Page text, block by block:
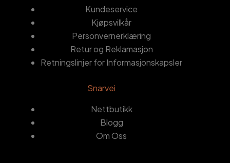
Kundeservice
Kjøpsvilkår
Personvernerklæring
Retur og Reklamasjon
Retningslinjer for Informasjonskapsler
Snarvei
Nettbutikk
Blogg
Om Oss